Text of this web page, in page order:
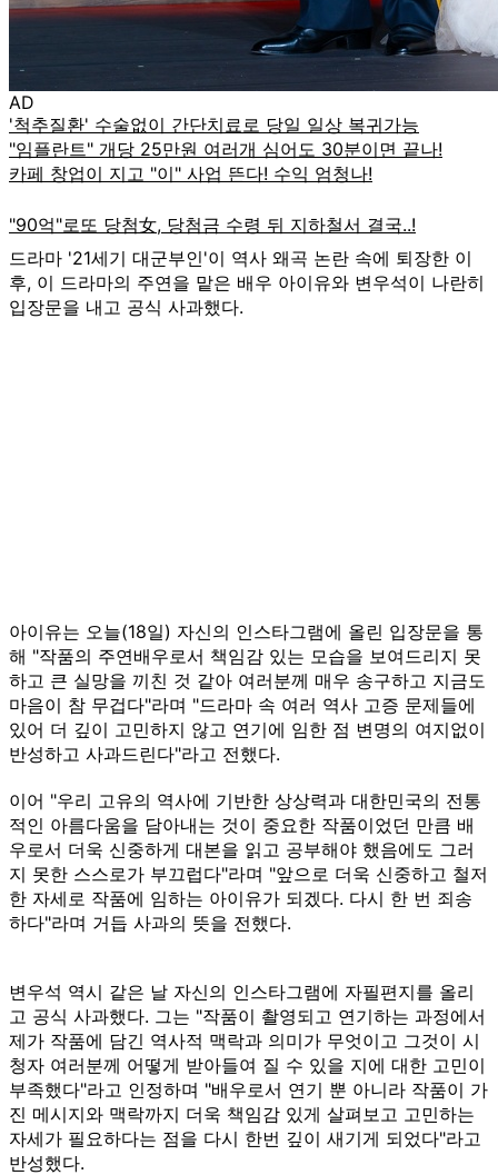
AD
드라마 '21세기 대군부인'이 역사 왜곡 논란 속에 퇴장한 이
후, 이 드라마의 주연을 맡은 배우 아이유와 변우석이 나란히
입장문을 내고 공식 사과했다.
아이유는 오늘(18일) 자신의 인스타그램에 올린 입장문을 통
해 "작품의 주연배우로서 책임감 있는 모습을 보여드리지 못
하고 큰 실망을 끼친 것 같아 여러분께 매우 송구하고 지금도
마음이 참 무겁다"라며 "드라마 속 여러 역사 고증 문제들에
있어 더 깊이 고민하지 않고 연기에 임한 점 변명의 여지없이
반성하고 사과드린다"라고 전했다.
이어 "우리 고유의 역사에 기반한 상상력과 대한민국의 전통
적인 아름다움을 담아내는 것이 중요한 작품이었던 만큼 배
우로서 더욱 신중하게 대본을 읽고 공부해야 했음에도 그러
지 못한 스스로가 부끄럽다"라며 "앞으로 더욱 신중하고 철저
한 자세로 작품에 임하는 아이유가 되겠다. 다시 한 번 죄송
하다"라며 거듭 사과의 뜻을 전했다.
변우석 역시 같은 날 자신의 인스타그램에 자필편지를 올리
고 공식 사과했다. 그는 "작품이 촬영되고 연기하는 과정에서
제가 작품에 담긴 역사적 맥락과 의미가 무엇이고 그것이 시
청자 여러분께 어떻게 받아들여 질 수 있을 지에 대한 고민이
부족했다"라고 인정하며 "배우로서 연기 뿐 아니라 작품이 가
진 메시지와 맥락까지 더욱 책임감 있게 살펴보고 고민하는
자세가 필요하다는 점을 다시 한번 깊이 새기게 되었다"라고
반성했다.